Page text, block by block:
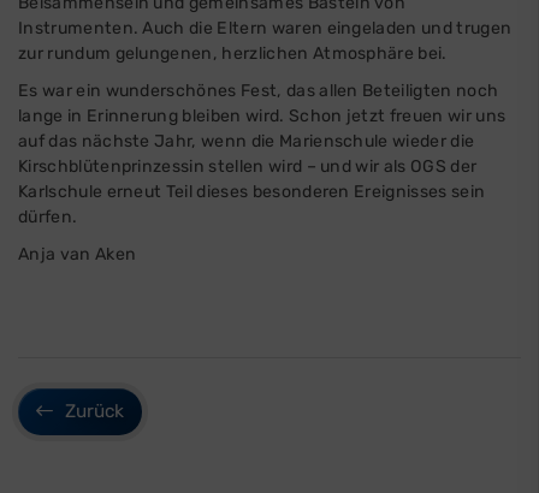
Instrumenten. Auch die Eltern waren eingeladen und trugen
zur rundum gelungenen, herzlichen Atmosphäre bei.
Es war ein wunderschönes Fest, das allen Beteiligten noch
lange in Erinnerung bleiben wird. Schon jetzt freuen wir uns
auf das nächste Jahr, wenn die Marienschule wieder die
Kirschblütenprinzessin stellen wird – und wir als OGS der
Karlschule erneut Teil dieses besonderen Ereignisses sein
dürfen.
Anja van Aken
Zurück